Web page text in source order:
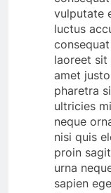
vulputate
luctus
laoreet sit
amet
pharetra
ultricies
neque
nisi quis
proin
urna
sapien